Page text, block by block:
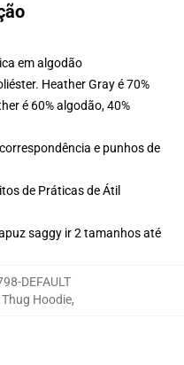
em algodão
Heather Gray é 70%
é 60% algodão, 40%
e punhos de
de Práticas de Átil
saggy ir 2 tamanhos até
DEFAULT
Hoodie,